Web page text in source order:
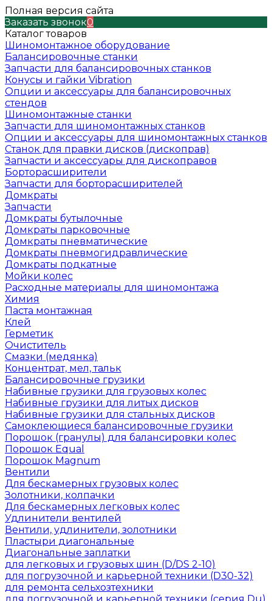
Полная версия сайта
Заказать звонок0
Каталог товаров
Шиномонтажное оборудование
Балансировочные станки
Запчасти для балансировочных станков
Конусы и гайки Vibration
Опции и аксессуары для балансировочных
стендов
Шиномонтажные станки
Запчасти для шиномонтажных станков
Опции и аксессуары для шиномонтажных станков
Станок для правки дисков (дископрав)
Запчасти и аксессуары для дископравов
Борторасширители
Запчасти для борторасширителей
Домкраты
Запчасти
Домкраты бутылочные
Домкраты парковочные
Домкраты пневматические
Домкраты пневмогидравлические
Домкраты подкатные
Мойки колес
Расходные материалы для шиномонтажа
Химия
Паста монтажная
Клей
Герметик
Очиститель
Смазки (медянка)
Концентрат, мел, тальк
Балансировочные грузики
Набивные грузики для грузовых колес
Набивные грузики для литых дисков
Набивные грузики для стальных дисков
Самоклеющиеся балансировочные грузики
Порошок (гранулы) для балансировки колес
Порошок Equal
Порошок Magnum
Вентили
Для бескамерных грузовых колес
Золотники, колпачки
Для бескамерных легковых колес
Удлинители вентилей
Вентили, удлинители, золотники
Пластыри диагональные
Диагональные заплатки
для легковых и грузовых шин (D/DS 2-10)
для погрузочной и карьерной техники (D30-32)
для ремонта сельхозтехники